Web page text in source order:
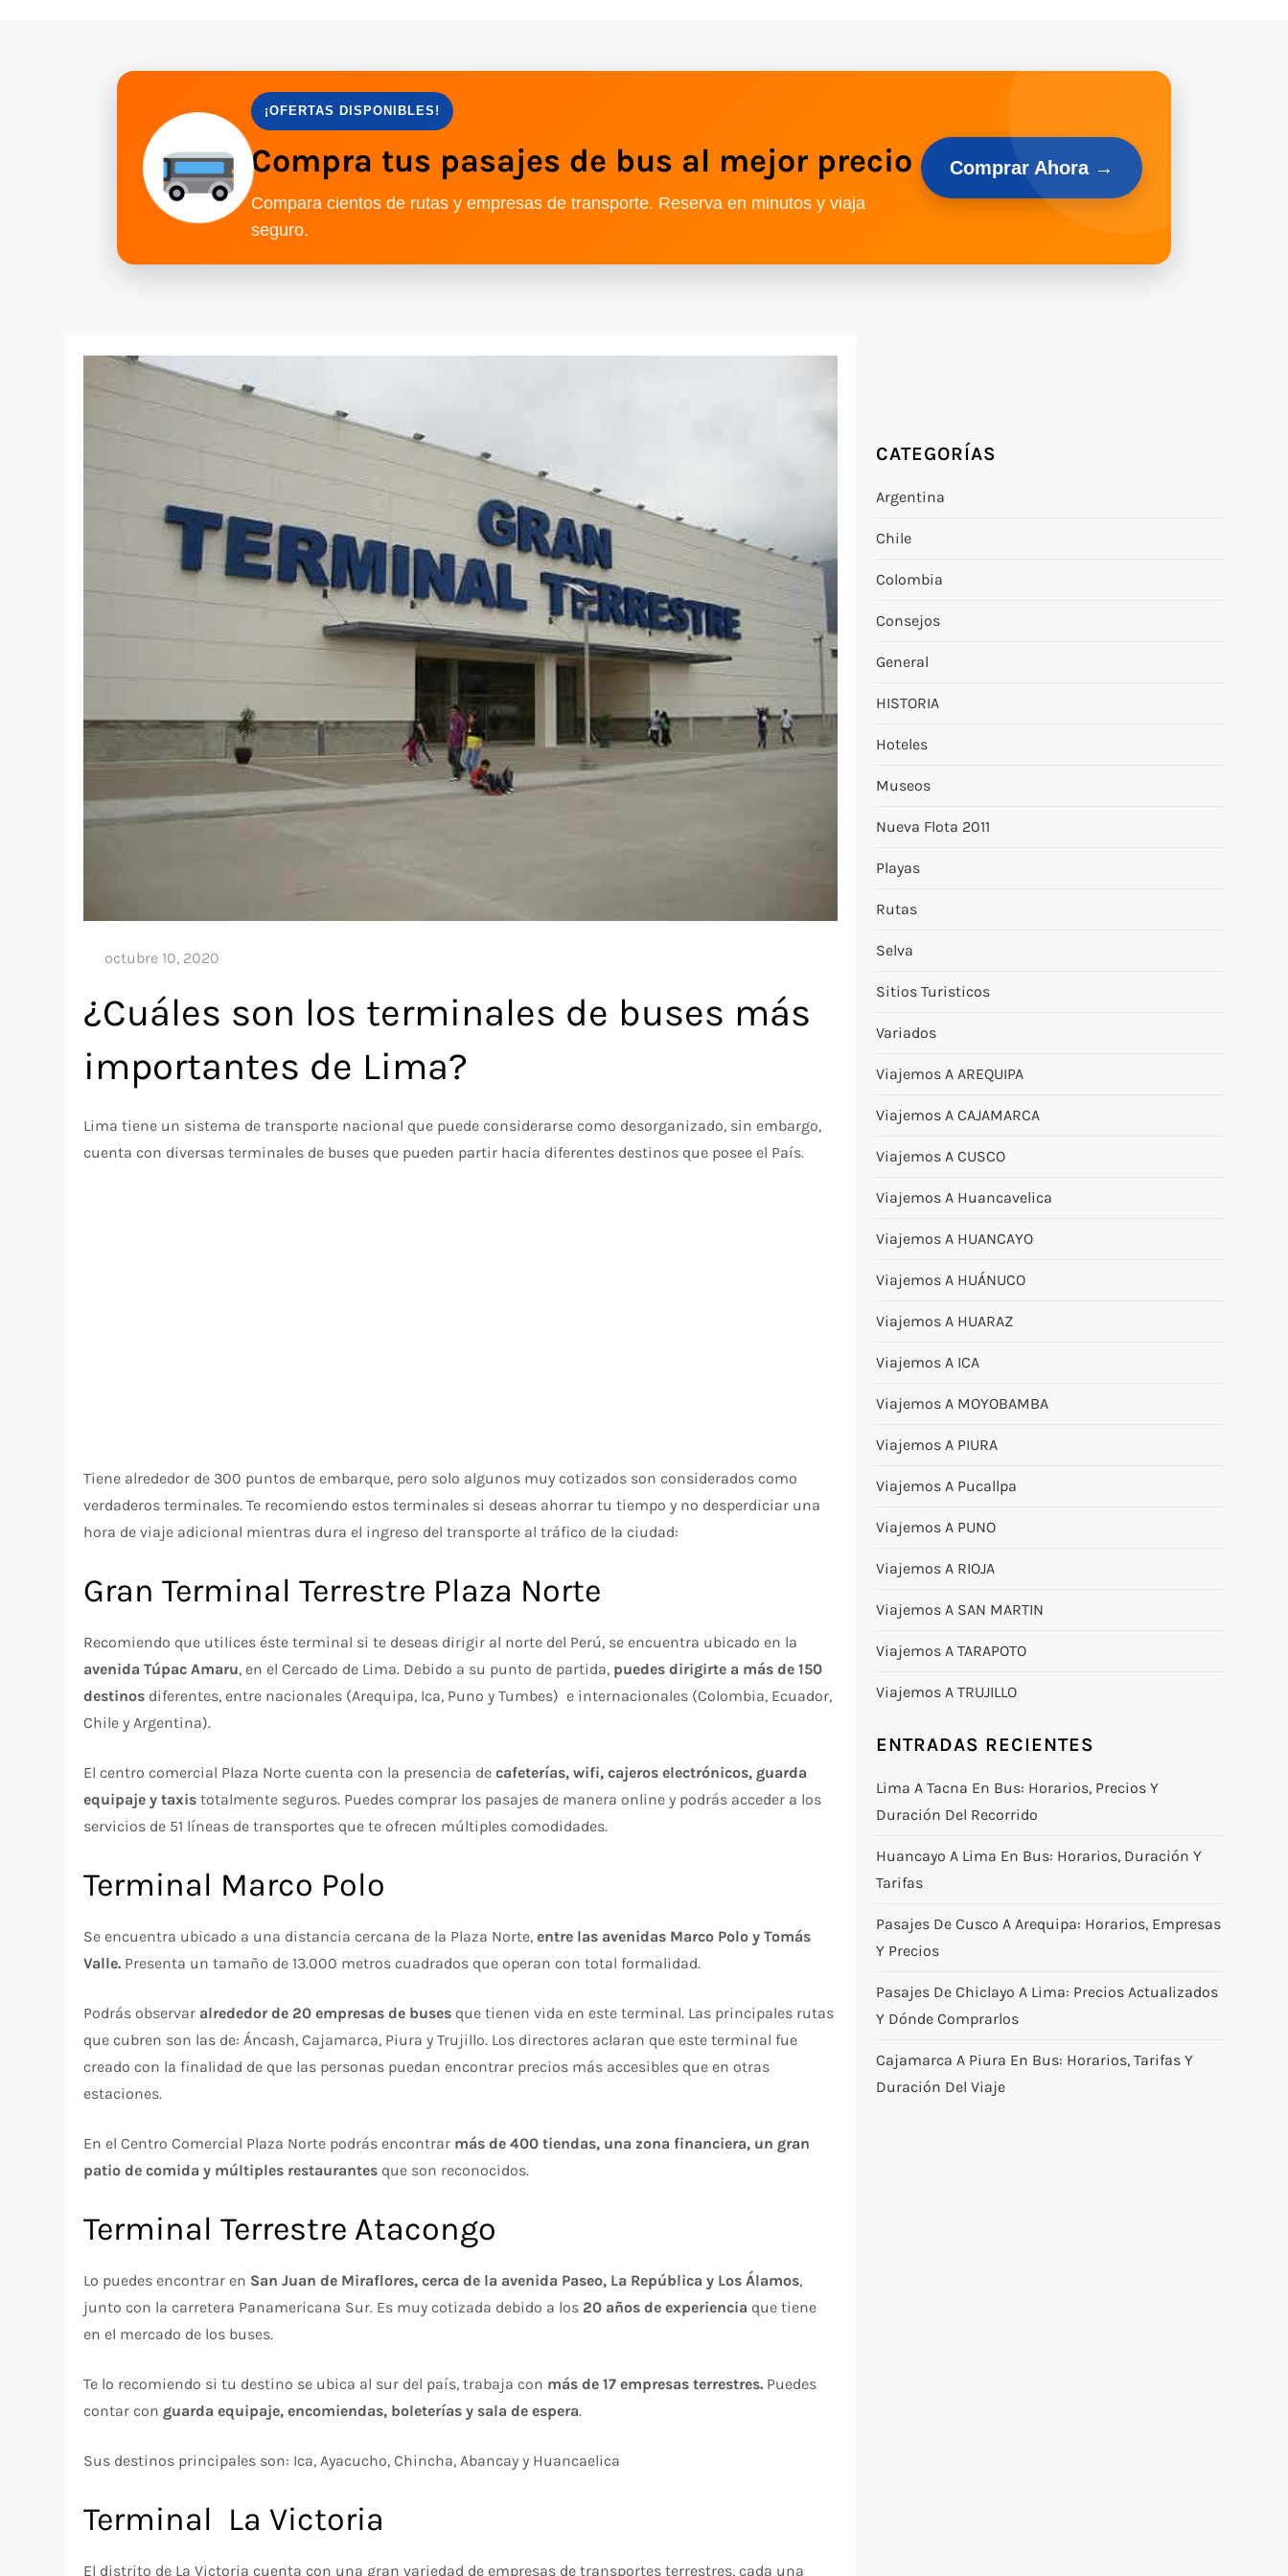
¡OFERTAS DISPONIBLES!
Compra tus pasajes de bus al mejor precio
Compara cientos de rutas y empresas de transporte. Reserva en minutos y viaja
seguro.
Comprar Ahora →
¿Cuáles son los terminales de buses más
importantes de Lima?
Lima tiene un sistema de transporte nacional que puede considerarse como desorganizado, sin embargo,
cuenta con diversas terminales de buses que pueden partir hacia diferentes destinos que posee el País.
Tiene alrededor de 300 puntos de embarque, pero solo algunos muy cotizados son considerados como
verdaderos terminales. Te recomiendo estos terminales si deseas ahorrar tu tiempo y no desperdiciar una
hora de viaje adicional mientras dura el ingreso del transporte al tráfico de la ciudad:
Gran Terminal Terrestre Plaza Norte
Recomiendo que utilices éste terminal si te deseas dirigir al norte del Perú, se encuentra ubicado en la
avenida Túpac Amaru, en el Cercado de Lima. Debido a su punto de partida, puedes dirigirte a más de 150
destinos diferentes, entre nacionales (Arequipa, Ica, Puno y Tumbes) e internacionales (Colombia, Ecuador,
Chile y Argentina).
El centro comercial Plaza Norte cuenta con la presencia decafeterías, wifi, cajeros electrónicos, guarda
equipaje y taxis totalmente seguros. Puedes comprar los pasajes de manera online y podrás acceder a los
servicios de 51 líneas de transportes que te ofrecen múltiples comodidades.
Terminal Marco Polo
Se encuentra ubicado a una distancia cercana de la Plaza Norte,entre las avenidas Marco Polo y Tomás
Valle. Presenta un tamaño de 13.000 metros cuadrados que operan con total formalidad.
Podrás observar alrededor de 20 empresas de buses que tienen vida en este terminal. Las principales rutas
que cubren son las de: Áncash, Cajamarca, Piura y Trujillo. Los directores aclaran que este terminal fue
creado con la finalidad de que las personas puedan encontrar precios más accesibles que en otras
estaciones.
En el Centro Comercial Plaza Norte podrás encontrar más de 400 tiendas, una zona financiera, un gran
patio de comida y múltiples restaurantes que son reconocidos.
Terminal Terrestre Atacongo
Lo puedes encontrar en San Juan de Miraflores, cerca de la avenida Paseo, La República y Los Álamos,
junto con la carretera Panamericana Sur. Es muy cotizada debido a los 20 años de experienciaque tiene
en el mercado de los buses.
Te lo recomiendo si tu destino se ubica al sur del país, trabaja con más de 17 empresas terrestres. Puedes
contar con guarda equipaje, encomiendas, boleterías y sala de espera.
Sus destinos principales son: Ica, Ayacucho, Chincha, Abancay y Huancaelica
Terminal La Victoria
El distrito de La Victoria cuenta con una gran variedad de empresas de transportes terrestres, cada una
CATEGORÍAS
Argentina
Chile
Colombia
Consejos
General
HISTORIA
Hoteles
Museos
Nueva Flota 2011
Playas
Rutas
Selva
Sitios Turisticos
Variados
Viajemos A AREQUIPA
Viajemos A CAJAMARCA
Viajemos A CUSCO
Viajemos A Huancavelica
Viajemos A HUANCAYO
Viajemos A HUÁNUCO
Viajemos A HUARAZ
Viajemos A ICA
Viajemos A MOYOBAMBA
Viajemos A PIURA
Viajemos A Pucallpa
Viajemos A PUNO
Viajemos A RIOJA
Viajemos A SAN MARTIN
Viajemos A TARAPOTO
Viajemos A TRUJILLO
ENTRADAS RECIENTES
Lima A Tacna En Bus: Horarios, Precios Y
Duración Del Recorrido
Huancayo A Lima En Bus: Horarios, Duración Y
Tarifas
Pasajes De Cusco A Arequipa: Horarios, Empresas
Y Precios
Pasajes De Chiclayo A Lima: Precios Actualizados
Y Dónde Comprarlos
Cajamarca A Piura En Bus: Horarios, Tarifas Y
Duración Del Viaje